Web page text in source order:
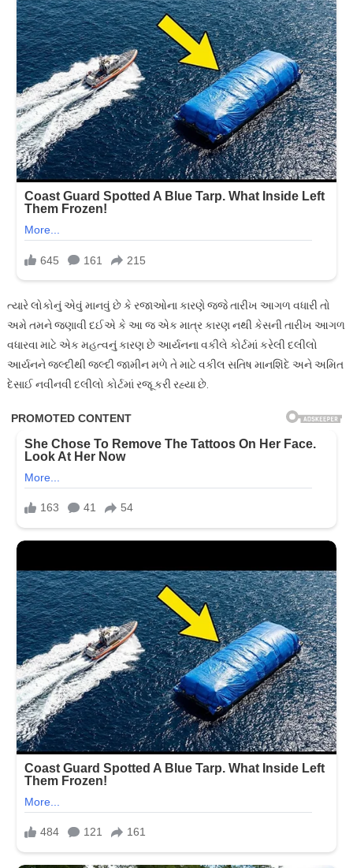
ત્યારે લોકોનું એવું માનવું છે કે રજાઓના કારણે જજે તારીખ આગળ વધારી તો
અમે તમને જણાવી દઈએ કે આ જ એક માત્ર કારણ નથી કેસની તારીખ આગળ
વધારવા માટે એક મહત્વનું કારણ છે આર્યનના વકીલે કોર્ટમાં કરેલી દલીલો
આર્યનને જલ્દીથી જલ્દી જામીન મળે તે માટે વકીલ સતિષ માનશિંદે અને અમિત
દેસાઈ નવીનવી દલીલો કોર્ટમાં રજૂ કરી રહ્યા છે.